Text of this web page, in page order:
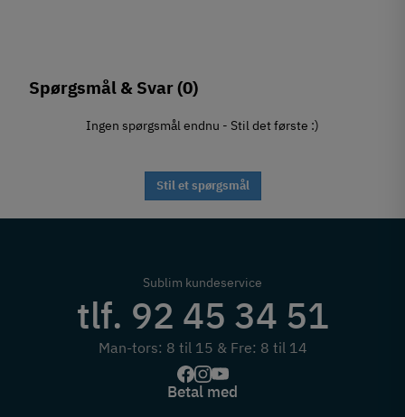
Spørgsmål & Svar(0)
Ingen spørgsmål endnu - Stil det første :)
Stil et spørgsmål
Sublim kundeservice
tlf. 92 45 34 51
Man-tors: 8 til 15 & Fre: 8 til 14
Betal med